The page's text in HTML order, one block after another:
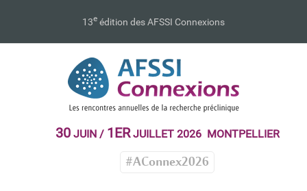
13e édition des AFSSI Connexions
30JUIN / 1ERJUILLET 2026 MONTPELLIER
#AConnex2026